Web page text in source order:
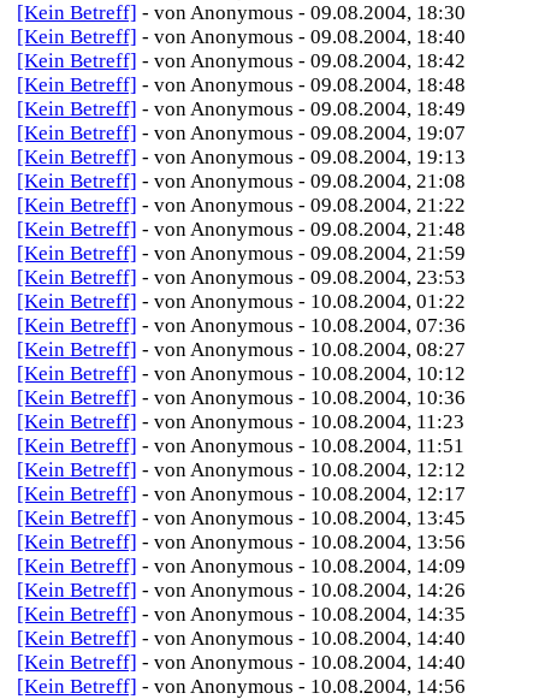
[Kein Betreff] - von Anonymous - 09.08.2004, 18:30
[Kein Betreff] - von Anonymous - 09.08.2004, 18:40
[Kein Betreff] - von Anonymous - 09.08.2004, 18:42
[Kein Betreff] - von Anonymous - 09.08.2004, 18:48
[Kein Betreff] - von Anonymous - 09.08.2004, 18:49
[Kein Betreff] - von Anonymous - 09.08.2004, 19:07
[Kein Betreff] - von Anonymous - 09.08.2004, 19:13
[Kein Betreff] - von Anonymous - 09.08.2004, 21:08
[Kein Betreff] - von Anonymous - 09.08.2004, 21:22
[Kein Betreff] - von Anonymous - 09.08.2004, 21:48
[Kein Betreff] - von Anonymous - 09.08.2004, 21:59
[Kein Betreff] - von Anonymous - 09.08.2004, 23:53
[Kein Betreff] - von Anonymous - 10.08.2004, 01:22
[Kein Betreff] - von Anonymous - 10.08.2004, 07:36
[Kein Betreff] - von Anonymous - 10.08.2004, 08:27
[Kein Betreff] - von Anonymous - 10.08.2004, 10:12
[Kein Betreff] - von Anonymous - 10.08.2004, 10:36
[Kein Betreff] - von Anonymous - 10.08.2004, 11:23
[Kein Betreff] - von Anonymous - 10.08.2004, 11:51
[Kein Betreff] - von Anonymous - 10.08.2004, 12:12
[Kein Betreff] - von Anonymous - 10.08.2004, 12:17
[Kein Betreff] - von Anonymous - 10.08.2004, 13:45
[Kein Betreff] - von Anonymous - 10.08.2004, 13:56
[Kein Betreff] - von Anonymous - 10.08.2004, 14:09
[Kein Betreff] - von Anonymous - 10.08.2004, 14:26
[Kein Betreff] - von Anonymous - 10.08.2004, 14:35
[Kein Betreff] - von Anonymous - 10.08.2004, 14:40
[Kein Betreff] - von Anonymous - 10.08.2004, 14:40
[Kein Betreff] - von Anonymous - 10.08.2004, 14:56